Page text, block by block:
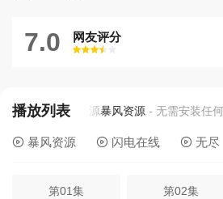
7.0 网友评分
很差
较差还行推荐力荐
播放列表
当前资源来源 暴风资源- 无需安装任何
暴风资源 闪电在线 无尽
第01集 第02集